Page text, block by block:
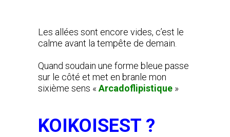
Les allées sont encore vides, c’est le
calme avant la tempête de demain.
Quand soudain une forme bleue passe
sur le côté et met en branle mon
sixième sens « Arcadoflipistique »
KOIKOISEST ?